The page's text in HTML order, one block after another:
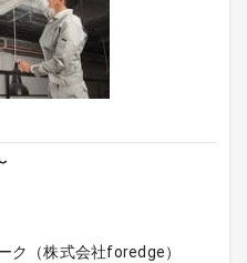
ク（株式会社foredge）